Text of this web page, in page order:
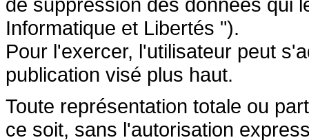
de suppression des données qui
Informatique et Libertés ").
Pour l'exercer, l'utilisateur peut
publication visé plus haut.
Toute représentation totale ou
ce soit, sans l'autorisation